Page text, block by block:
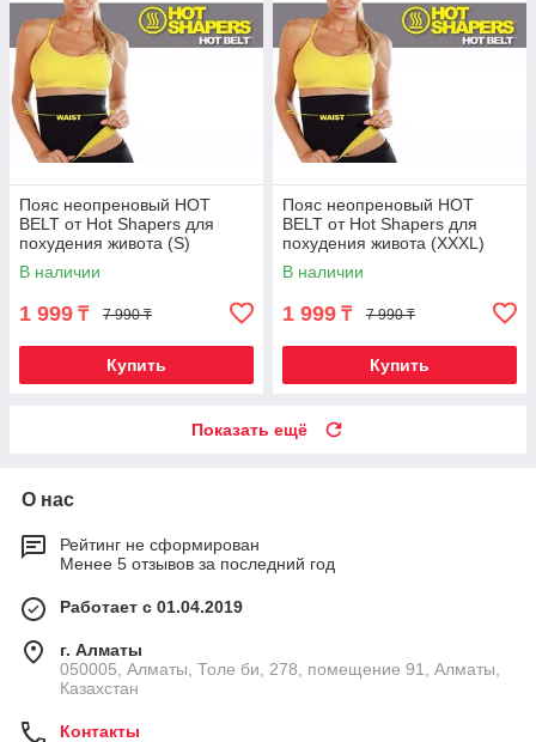
Пояс неопреновый HOT
BELT от Hot Shapers для
похудения живота (S)
В наличии
1 999 ₸ 7 990 ₸
Купить
Пояс неопреновый HOT
BELT от Hot Shapers для
похудения живота (XXXL)
В наличии
1 999 ₸ 7 990 ₸
Купить
Показать ещё
О нас
Рейтинг не сформирован
Менее 5 отзывов за последний год
Работает с 01.04.2019
г. Алматы
050005, Алматы, Толе би, 278, помещение 91, Алматы,
Казахстан
Контакты